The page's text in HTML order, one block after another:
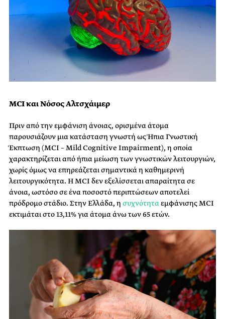
MCI και Νόσος Αλτσχάιμερ
Πριν από την εμφάνιση άνοιας, ορισμένα άτομα
παρουσιάζουν μια κατάσταση γνωστή ως Ήπια Γνωστική
Έκπτωση (MCI – Mild Cognitive Impairment), η οποία
χαρακτηρίζεται από ήπια μείωση των γνωστικών λειτουργιών,
χωρίς όμως να επηρεάζεται σημαντικά η καθημερινή
λειτουργικότητα. Η MCI δεν εξελίσσεται απαραίτητα σε
άνοια, ωστόσο σε ένα ποσοστό περιπτώσεων αποτελεί
πρόδρομο στάδιο. Στην Ελλάδα, η συχνότηταεμφάνισης MCI
εκτιμάται στο 13,11% για άτομα άνω των 65 ετών.